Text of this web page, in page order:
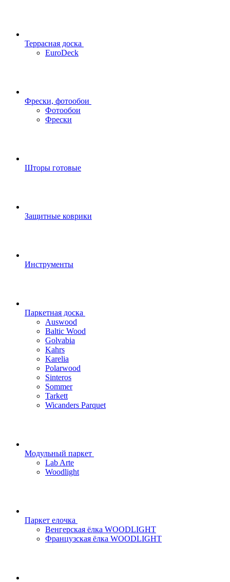
Террасная доска
EuroDeck
Фрески, фотообои
Фотообои
Фрески
Шторы готовые
Защитные коврики
Инструменты
Паркетная доска
Auswood
Baltic Wood
Golvabia
Kahrs
Karelia
Polarwood
Sinteros
Sommer
Tarkett
Wicanders Parquet
Модульный паркет
Lab Arte
Woodlight
Паркет елочка
Венгерская ёлка WOODLIGHT
Французская ёлка WOODLIGHT